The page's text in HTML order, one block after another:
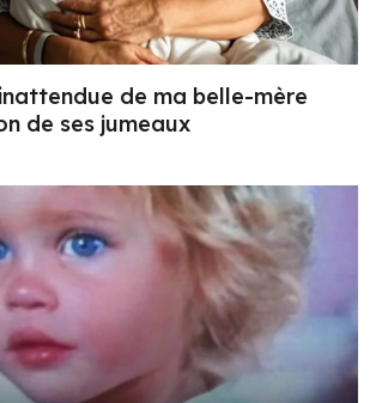
de ma belle-mère
de ses jumeaux